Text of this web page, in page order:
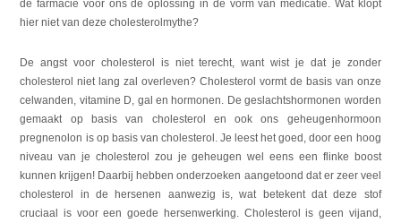
de farmacie voor ons de oplossing in de vorm van medicatie. Wat klopt
hier niet van deze cholesterolmythe?
De angst voor cholesterol is niet terecht, want wist je dat je zonder
cholesterol niet lang zal overleven? Cholesterol vormt de basis van onze
celwanden, vitamine D, gal en hormonen. De geslachtshormonen worden
gemaakt op basis van cholesterol en ook ons geheugenhormoon
pregnenolon is op basis van cholesterol. Je leest het goed, door een hoog
niveau van je cholesterol zou je geheugen wel eens een flinke boost
kunnen krijgen! Daarbij hebben onderzoeken aangetoond dat er zeer veel
cholesterol in de hersenen aanwezig is, wat betekent dat deze stof
cruciaal is voor een goede hersenwerking. Cholesterol is geen vijand,